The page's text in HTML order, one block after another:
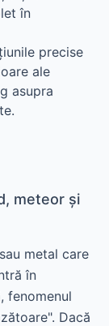
în
precise
ale
asupra
meteor și
metal care
în
fenomenul
Dacă